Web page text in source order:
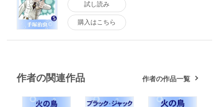
試し読み
購入はこちら
作者の関連作品 作者の作品一覧